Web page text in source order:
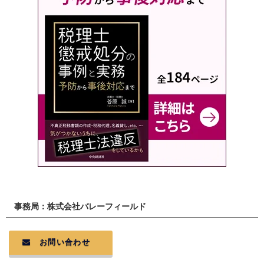
事務局：株式会社バレーフィールド
お問い合わせ